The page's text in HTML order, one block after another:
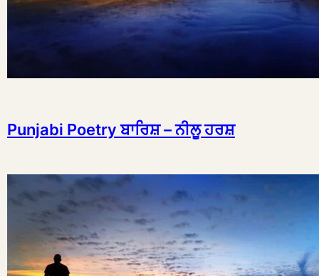
Punjabi Poetry ਬਾਰਿਸ਼ – ਨੀਲੂ ਹਰਸ਼